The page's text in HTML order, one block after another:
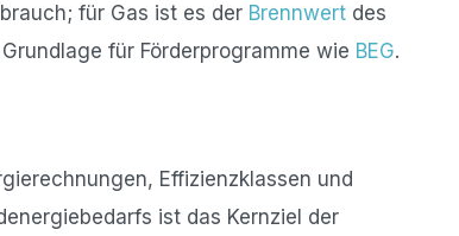
für Gas ist es der Brennwert des
für Förderprogramme wie BEG.
Effizienzklassen und
ist das Kernziel der